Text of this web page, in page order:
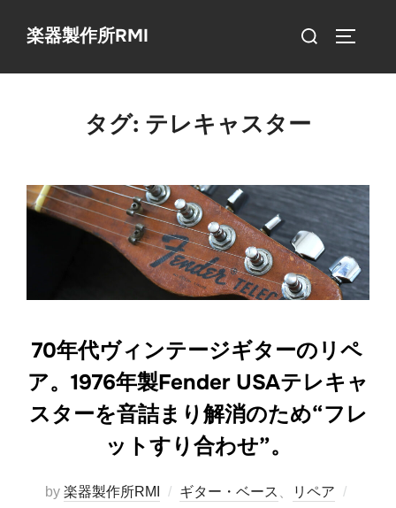
楽器製作所RMI
検
対
タグ: テレキャスター
70年代ヴィンテージギターのリペ
ア。1976年製Fender USAテレキャ
スターを音詰まり解消のため“フレ
ットすり合わせ”。
by 楽器製作所RMI ギター・ベース リペア